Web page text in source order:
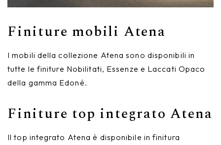
Finiture mobili Atena
I mobili della collezione Atena sono disponibili in
tutte le finiture Nobilitati, Essenze e Laccati Opaco
della gamma Edoné.
Finiture top integrato Atena
Il top integrato Atena è disponibile in finitura